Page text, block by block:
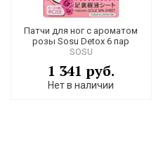
Патчи для ног с ароматом
розы Sosu Detox 6 пар
SOSU
1 341 руб.
Нет в наличии